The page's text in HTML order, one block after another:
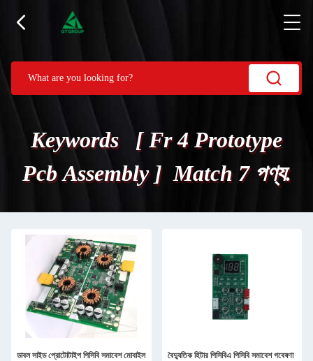
Keywords [ Fr 4 Prototype
Pcb Assembly ] Match 7 পণ্য.
ডাবল সাইড প্রোটোটাইপ পিসিবি সমাবেশ মোবাইল
বৈদ্যুতিক হিটার পিসিবিএ পিসিবি সমাবেশ গবেষণা